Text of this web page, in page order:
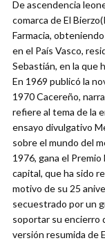
De ascendencia
comarca de El
Farmacia,
en el País Vasco,
Sebastián, en la que
En 1969 publicó la
1970 Cacereño,
refiere al tema de la
ensayo divulgativo
sobre el mundo del
1976, gana el
capital, que ha sido
motivo de su 25
secuestrado por un
soportar su encierro
versión resumida de